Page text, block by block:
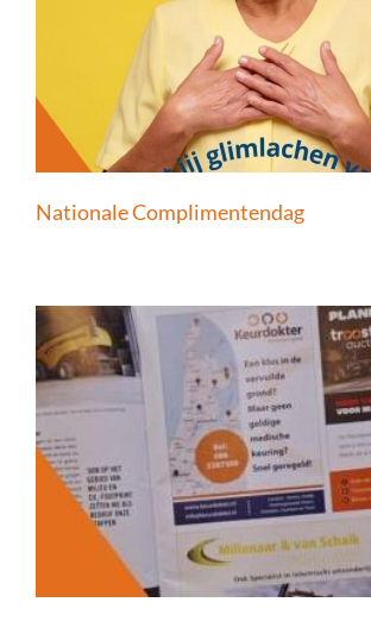
Nationale Complimentendag